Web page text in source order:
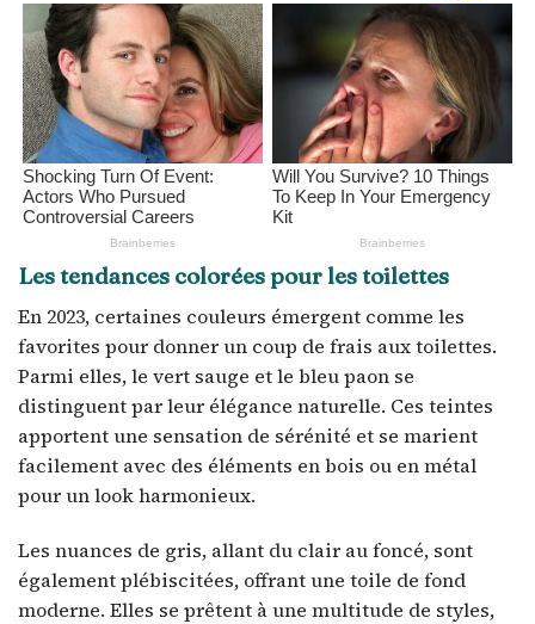
Les tendances colorées pour les toilettes
En 2023, certaines couleurs émergent comme les
favorites pour donner un coup de frais aux toilettes.
Parmi elles, le vert sauge et le bleu paon se
distinguent par leur élégance naturelle. Ces teintes
apportent une sensation de sérénité et se marient
facilement avec des éléments en bois ou en métal
pour un look harmonieux.
Les nuances de gris, allant du clair au foncé, sont
également plébiscitées, offrant une toile de fond
moderne. Elles se prêtent à une multitude de styles,